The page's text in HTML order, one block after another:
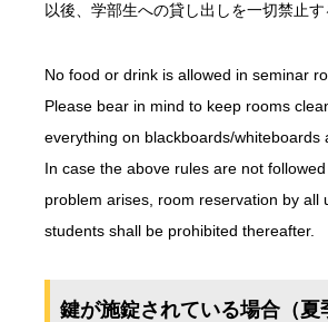
以後、学部生への貸し出しを一切禁止す
No food or drink is allowed in seminar
Please bear in mind to keep rooms
everything on blackboards/whiteboards
In case the above rules are not
problem arises, room reservation by all
students shall be prohibited thereafter.
鍵が施錠されている場合（夏